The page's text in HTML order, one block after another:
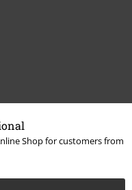
Shop for customers from